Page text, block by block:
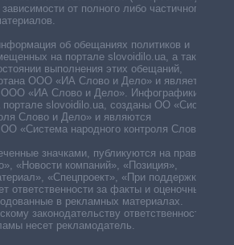
от полного либо частичного
об обещаниях политиков и
на портале slovoidilo.ua, а также
выполнения этих обещаний,
ООО «ИА Слово и Дело» и является
ООО «ИА Слово и Дело». Инфографики,
slovoidilo.ua, созданы ОО «Система
Слово и Дело» и являются
«Система народного контроля Слово и
значками, публикуются на правах
«Новости компаний», «Позиция»,
«Спецпроект», «При поддержке».
ответственности за факты и оценочные
в рекламных материалах.
законодательству ответственность за
несет рекламодатель.